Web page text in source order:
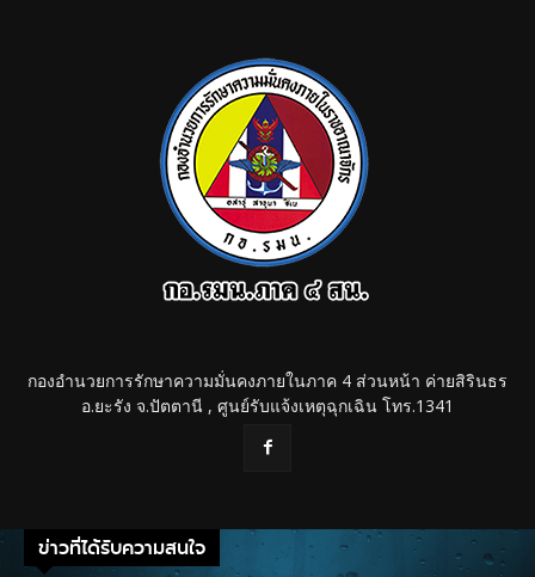
กองอำนวยการรักษาความมั่นคงภายในภาค 4 ส่วนหน้า ค่ายสิรินธร
อ.ยะรัง จ.ปัตตานี , ศูนย์รับแจ้งเหตุฉุกเฉิน โทร.1341
ข่าวที่ได้รับความสนใจ